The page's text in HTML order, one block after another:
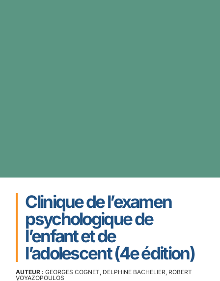
Clinique de l’examen
psychologique de
l’enfant et de
l’adolescent (4e édition)
AUTEUR :GEORGES COGNET, DELPHINE BACHELIER, ROBERT
VOYAZOPOULOS